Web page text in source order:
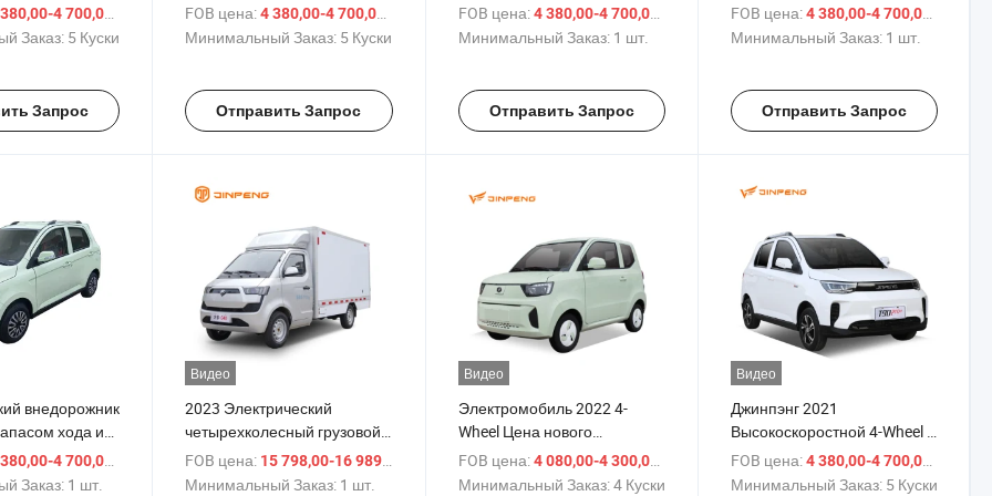
Автомобиль
Автомобиль
4 700,00 $
Заказ: 5 Куски
Запрос
Электрический автомобиль
Популярный электрический
FOB цена: 4 380,00-4 700,00 $
Минимальный Заказ: 5 Куски
Отправить Запрос
Электрический
Четырехколесный
Подвеской
FOB цена: 4 380,00-4 700,00 $
Минимальный Заказ: 1 шт.
Отправить Запрос
цене, низкоскоростной
электрический автомобиль
FOB цена: 4 380,00-4 700,00 $
Минимальный Заказ: 1 шт.
Отправить Запрос
внедорожник
хода и
использования
4 700,00 $
Заказ: 1 шт.
Видео
2023 Электрический
четырехколесный грузовой
грузовик Jinpeng, названный
G33
FOB цена: 15 798,00-16 989,00 $
Минимальный Заказ: 1 шт.
Видео
Электромобиль 2022 4-
Wheel Цена нового
энергетического
автомобиля Электрический
FOB цена: 4 080,00-4 300,00 $
Минимальный Заказ:4 Куски
Видео
Джинпэнг 2021
Высокоскоростной 4-Wheel 5
Сиденья Новая Энергия
Китай Взрослый Мини Авто
FOB цена: 4 380,00-4 700,00 $
Минимальный Заказ: 5 Куски